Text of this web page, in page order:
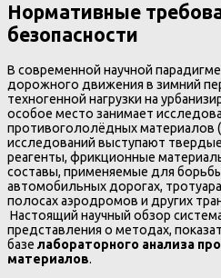
Нормативные
безопасности
В современной научной
дорожного движения в зимний
техногенной нагрузки на
особое место занимает
противогололёдных материалов
исследований выступают
реагенты, фрикционные
составы, применяемые для
автомобильных дорогах,
полосах аэродромов и других
Настоящий научный обзор
представления о методах,
базе лабораторного анализа
материалов.